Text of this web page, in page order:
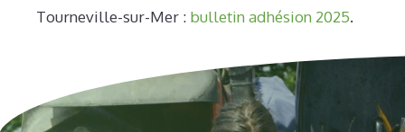
Tourneville-sur-Mer : bulletin adhésion 2025.